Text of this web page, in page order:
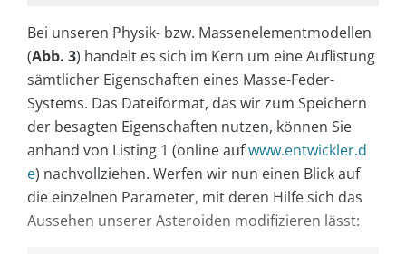
Bei unseren Physik- bzw. Massenelementmodellen
(Abb. 3) handelt es sich im Kern um eine Auflistung
sämtlicher Eigenschaften eines Masse-Feder-
Systems. Das Dateiformat, das wir zum Speichern
der besagten Eigenschaften nutzen, können Sie
anhand von Listing 1 (online aufwww.entwickler.d
e) nachvollziehen. Werfen wir nun einen Blick auf
die einzelnen Parameter, mit deren Hilfe sich das
Aussehen unserer Asteroiden modifizieren lässt: